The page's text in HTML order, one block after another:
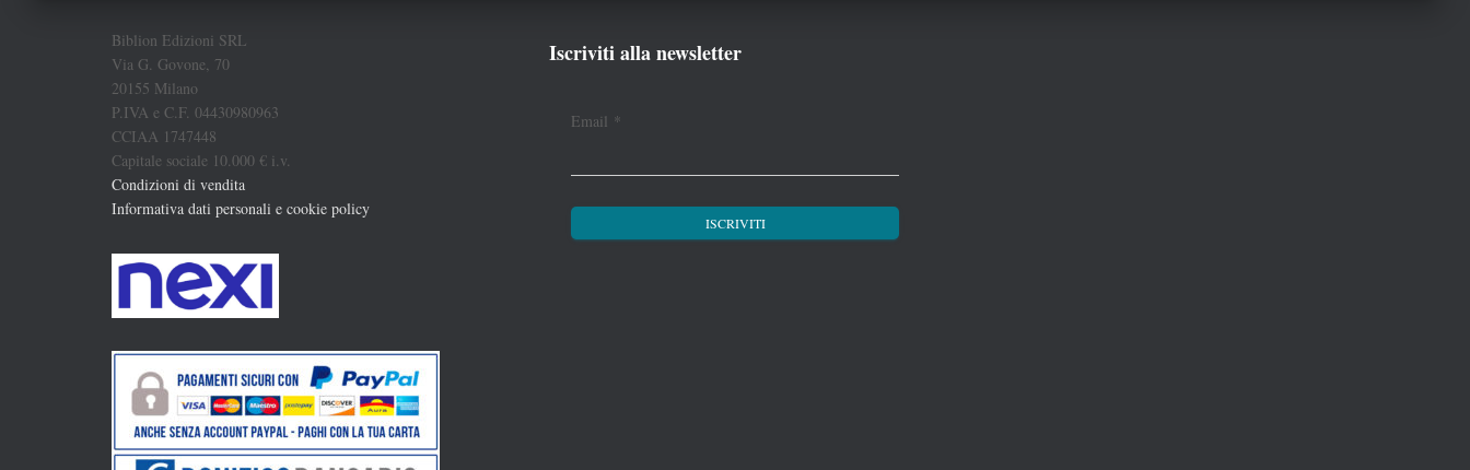
Biblion Edizioni SRL
Via G. Govone, 70
20155 Milano
P.IVA e C.F. 04430980963
CCIAA 1747448
Capitale sociale 10.000 € i.v.
Condizioni di vendita
Informativa dati personali e cookie policy
Iscriviti alla newsletter
Email *